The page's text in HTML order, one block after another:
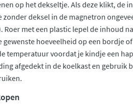
op het dekseltje. Als deze klikt, de
deksel in de magnetron
Roer met een plastic lepel de inhoud
gewenste hoeveelheid op een bordje
temperatuur voordat je kindje een
afgedekt in de koelkast en gebruik